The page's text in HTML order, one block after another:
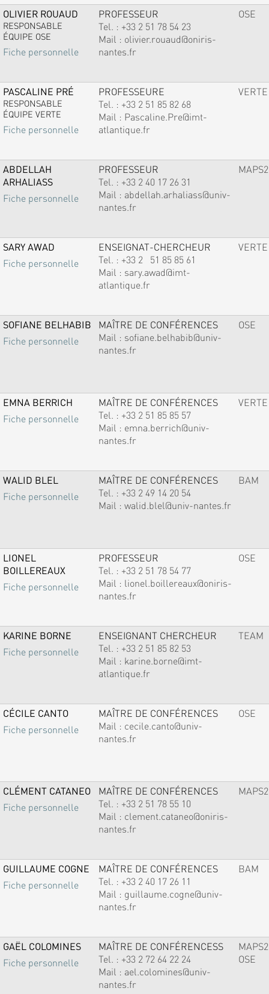
OLIVIER ROUAUD
RESPONSABLE
ÉQUIPE OSE
Fiche personnelle
PROFESSEUR
Tel. : +33 2 51 78 54 23
Mail : olivier.rouaud@oniris-
nantes.fr
OSE
PASCALINE PRÉ
RESPONSABLE
ÉQUIPE VERTE
Fiche personnelle
PROFESSEURE
Tel. : +33 2 51 85 82 68
Mail : Pascaline.Pre@imt-
atlantique.fr
VERTE
ABDELLAH
ARHALIASS
Fiche personnelle
PROFESSEUR
Tel. : +33 2 40 17 26 31
Mail : abdellah.arhaliass@univ-
nantes.fr
MAPS2
SARY AWAD
Fiche personnelle
ENSEIGNAT-CHERCHEUR
Tel. : +33 2 51 85 85 61
Mail : sary.awad@imt-
atlantique.fr
VERTE
SOFIANE BELHABIB
Fiche personnelle
MAÎTRE DE CONFÉRENCES
Mail : sofiane.belhabib@univ-
nantes.fr
OSE
EMNA BERRICH
Fiche personnelle
MAÎTRE DE CONFÉRENCES
Tel. : +33 2 51 85 85 57
Mail : emna.berrich@univ-
nantes.fr
VERTE
WALID BLEL
Fiche personnelle
MAÎTRE DE CONFÉRENCES
Tel. : +33 2 49 14 20 54
Mail : walid.blel@univ-nantes.fr
BAM
LIONEL
BOILLEREAUX
Fiche personnelle
PROFESSEUR
Tel. : +33 2 51 78 54 77
Mail : lionel.boillereaux@oniris-
nantes.fr
OSE
KARINE BORNE
Fiche personnelle
ENSEIGNANT CHERCHEUR
Tel. : +33 2 51 85 82 53
Mail : karine.borne@imt-
atlantique.fr
TEAM
CÉCILE CANTO
Fiche personnelle
MAÎTRE DE CONFÉRENCES
Mail : cecile.canto@univ-
nantes.fr
OSE
CLÉMENT CATANEO
Fiche personnelle
MAÎTRE DE CONFÉRENCES
Tel. : +33 2 51 78 55 10
Mail : clement.cataneo@oniris-
nantes.fr
MAPS2
GUILLAUME COGNE
Fiche personnelle
MAÎTRE DE CONFÉRENCES
Tel. : +33 2 40 17 26 11
Mail : guillaume.cogne@univ-
nantes.fr
BAM
GAËL COLOMINES
Fiche personnelle
MAÎTRE DE CONFÉRENCESS
Tel. : +33 2 72 64 22 24
Mail : ael.colomines@univ-
nantes.fr
MAPS2
OSE